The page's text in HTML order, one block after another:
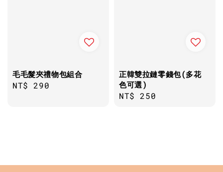
毛毛髮夾禮物包組合
Regular
NT$ 290
正韓雙拉鏈零錢包(多花
色可選)
Regular
NT$ 250